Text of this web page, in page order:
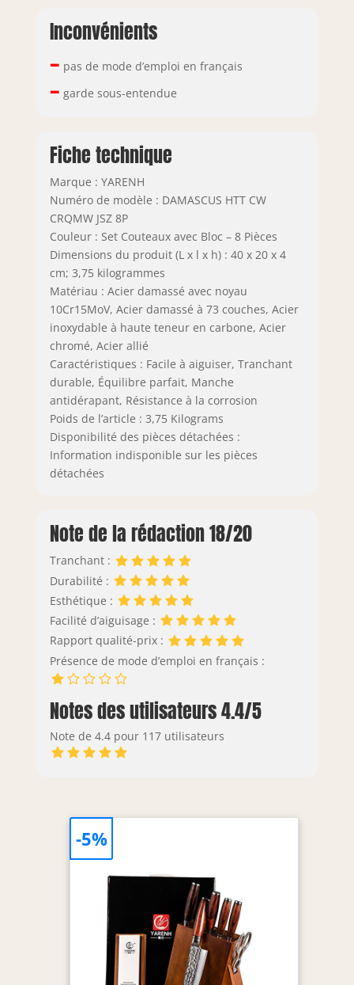
Inconvénients
– pas de mode d’emploi en français
– garde sous-entendue
Fiche technique
Marque : YARENH
Numéro de modèle : DAMASCUS HTT CW
CRQMW JSZ 8P
Couleur : Set Couteaux avec Bloc – 8 Pièces
Dimensions du produit (L x l x h) : 40 x 20 x 4
cm; 3,75 kilogrammes
Matériau : Acier damassé avec noyau
10Cr15MoV, Acier damassé à 73 couches, Acier
inoxydable à haute teneur en carbone, Acier
chromé, Acier allié
Caractéristiques : Facile à aiguiser, Tranchant
durable, Équilibre parfait, Manche
antidérapant, Résistance à la corrosion
Poids de l’article : 3,75 Kilograms
Disponibilité des pièces détachées :
Information indisponible sur les pièces
détachées
Note de la rédaction 18/20
Tranchant :
Durabilité :
Esthétique :
Facilité d’aiguisage :
Rapport qualité-prix :
Présence de mode d’emploi en français :
Notes des utilisateurs 4.4/5
Note de 4.4 pour 117 utilisateurs
-5%